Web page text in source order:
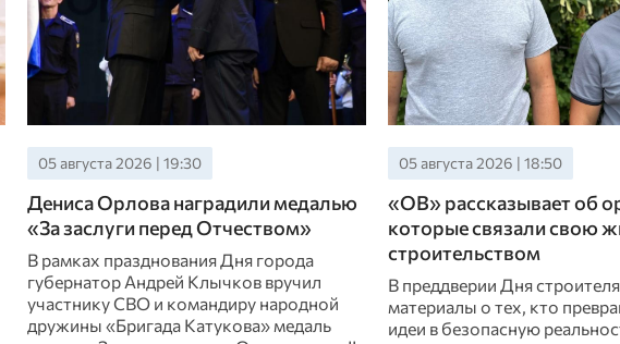
05 августа 2026 | 19:30
Дениса Орлова наградили медалью
«За заслуги перед Отчеством»
В рамках празднования Дня города
губернатор Андрей Клычков вручил
участнику СВО и командиру народной
дружины «Бригада Катукова» медаль
05 августа 2026 | 18:50
«ОВ» рассказывает об
которые связали свою
строительством
В преддверии Дня
материалы о тех, кто
идеи в безопасную